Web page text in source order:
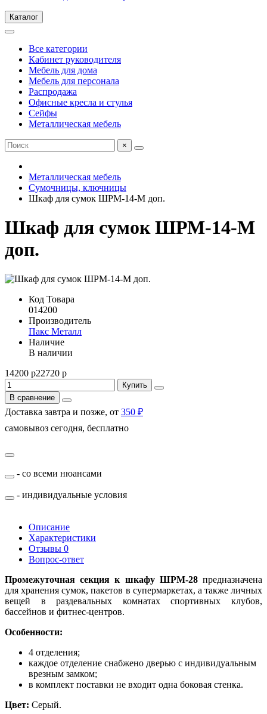
Каталог
Все категории
Кабинет руководителя
Мебель для дома
Мебель для персонала
Распродажа
Офисные кресла и стулья
Сейфы
Металлическая мебель
×
Металлическая мебель
Сумочницы, ключницы
Шкаф для сумок ШРМ-14-М доп.
Шкаф для сумок ШРМ-14-М
доп.
Код Товара
014200
Производитель
Пакс Металл
Наличие
В наличии
14200 р22720 р
Купить
В сравнение
Доставка завтра и позже, от 350 ₽
самовывоз сегодня, бесплатно
- со всеми нюансами
- индивидуальные условия
Описание
Характеристики
Отзывы 0
Вопрос-ответ
Промежуточная секция к шкафу ШРМ-28предназначена
для хранения сумок, пакетов в супермаркетах, а также личных
вещей в раздевальных комнатах спортивных клубов,
бассейнов и фитнес-центров.
Особенности:
4 отделения;
каждое отделение снабжено дверью с индивидуальным
врезным замком;
в комплект поставки не входит одна боковая стенка.
Цвет: Серый.